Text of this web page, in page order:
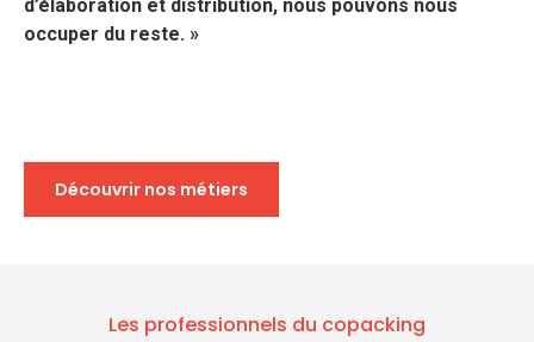
d’élaboration et distribution, nous pouvons nous
occuper du reste. »
Découvrir nos métiers
Les professionnels du copacking